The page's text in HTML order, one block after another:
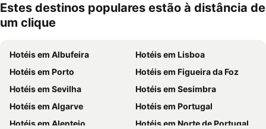
Estes destinos populares estão à distância de
um clique
Hotéis em Albufeira
Hotéis em Lisboa
Hotéis em Porto
Hotéis em Figueira da Foz
Hotéis em Sevilha
Hotéis em Sesimbra
Hotéis em Algarve
Hotéis em Portugal
Hotéis em Alentejo
Hotéis em Norte de Portugal